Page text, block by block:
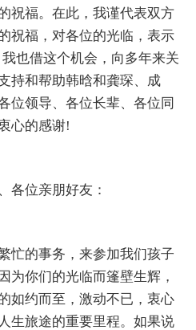
祝福。在此，我谨代表双方
祝福，对各位的光临，表示
也借这个机会，向多年来关
持和帮助韩晗和龚琛、成
位领导、各位长辈、各位同
心的感谢!
各位亲朋好友：
忙的事务，来参加我们孩子
为你们的光临而篷壁生辉，
如约而至，激动不已，衷心
生旅途的重要里程。如果说